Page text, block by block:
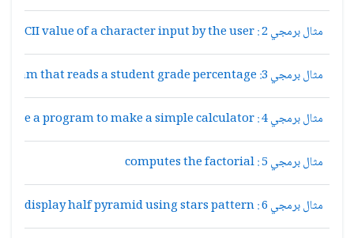
مثال برمجي 2 : Write a program to print the ASCII value of a character input by the user
مثال برمجي 3: Write a program that reads a student grade percentage
مثال برمجي 4 : Write a program to make a simple calculator
مثال برمجي 5 : computes the factorial
مثال برمجي 6 : Write a program to display half pyramid using stars pattern